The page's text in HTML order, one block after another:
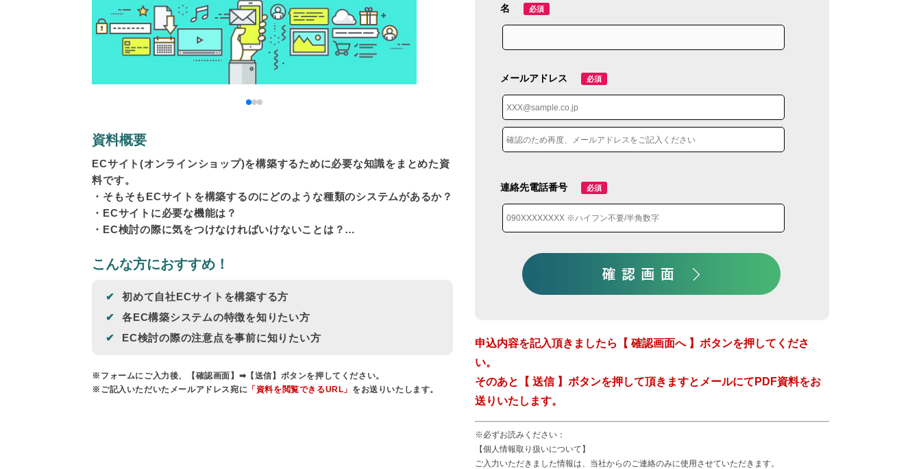
資料概要
ECサイト(オンラインショップ)を構築するために必要な知識をまとめた資
料です。
・そもそもECサイトを構築するのにどのような種類のシステムがあるか？
・ECサイトに必要な機能は？
・EC検討の際に気をつけなければいけないことは？…
こんな方におすすめ！
初めて自社ECサイトを構築する方
各EC構築システムの特徴を知りたい方
EC検討の際の注意点を事前に知りたい方
※フォームにご入力後、【確認画面】➡【送信】ボタンを押してください。
※ご記入いただいたメールアドレス宛に 「資料を閲覧できるURL」 をお送りいたします。
名 必須
メールアドレス 必須
連絡先電話番号 必須
申込内容を記入頂きましたら【 確認画面へ 】ボタンを押してくださ
い。
そのあと【 送信 】ボタンを押して頂きますとメールにてPDF資料をお
送りいたします。
※必ずお読みください：
【個人情報取り扱いについて】
ご入力いただきました情報は、当社からのご連絡のみに使用させていただきます。